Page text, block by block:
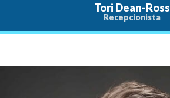
Tori Dean-Ross
Recepcionista